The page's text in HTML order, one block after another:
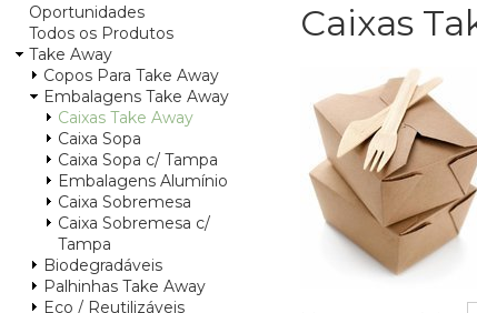
Oportunidades
Todos os Produtos
Take Away
Copos Para Take Away
Embalagens Take Away
Caixas Take Away
Caixa Sopa
Caixa Sopa c/ Tampa
Embalagens Alumínio
Caixa Sobremesa
Caixa Sobremesa c/
Tampa
Biodegradáveis
Palhinhas Take Away
Eco / Reutilizáveis
Caixas